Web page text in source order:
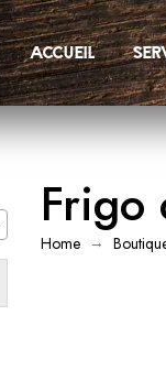
accueil
Frigo
Home →